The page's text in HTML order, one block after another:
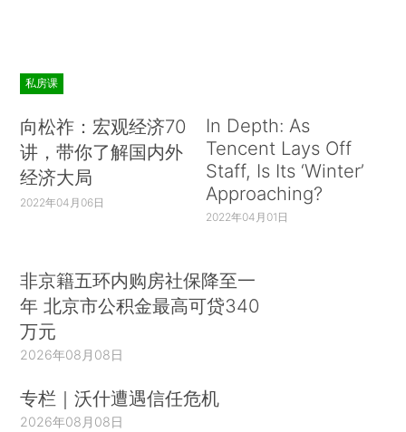
私房课
向松祚：宏观经济70
讲，带你了解国内外
经济大局
2022年04月06日
In Depth: As
Tencent Lays Off
Staff, Is Its ‘Winter’
Approaching?
2022年04月01日
非京籍五环内购房社保降至一
年 北京市公积金最高可贷340
万元
2026年08月08日
专栏｜沃什遭遇信任危机
2026年08月08日